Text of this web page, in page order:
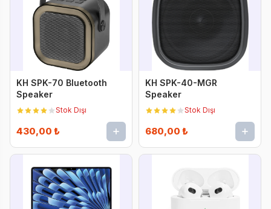
KH SPK-70 Bluetooth
Speaker
Stok Dışı
430,00 ₺
KH SPK-40-MGR
Speaker
Stok Dışı
680,00 ₺